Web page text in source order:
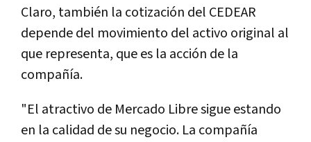
Claro, también la cotización del CEDEAR
depende del movimiento del activo original al
que representa, que es la acción de la
compañía.
"El atractivo de Mercado Libre sigue estando
en la calidad de su negocio. La compañía